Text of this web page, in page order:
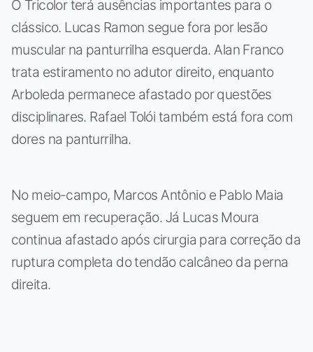
O Tricolor terá ausências importantes para o
clássico. Lucas Ramon segue fora por lesão
muscular na panturrilha esquerda. Alan Franco
trata estiramento no adutor direito, enquanto
Arboleda permanece afastado por questões
disciplinares. Rafael Tolói também está fora com
dores na panturrilha.
No meio-campo, Marcos Antônio e Pablo Maia
seguem em recuperação. Já Lucas Moura
continua afastado após cirurgia para correção da
ruptura completa do tendão calcâneo da perna
direita.